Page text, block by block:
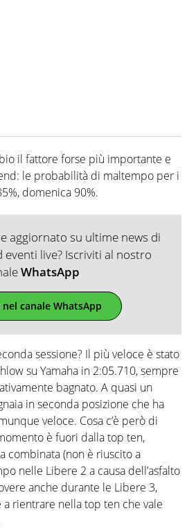
il fattore forse più importante e
le probabilità di maltempo per i
domenica 90%.
aggiornato su ultime news di
live? Iscriviti al nostro
WhatsApp
canale WhatsApp
sessione? Il più veloce è stato
su Yamaha in 2:05.710, sempre
bagnato. A quasi un
in seconda posizione che ha
veloce. Cosa c’è però di
è fuori dalla top ten,
combinata (non è riuscito a
nelle Libere 2 a causa dell’asfalto
anche durante le Libere 3,
rientrare nella top ten che vale